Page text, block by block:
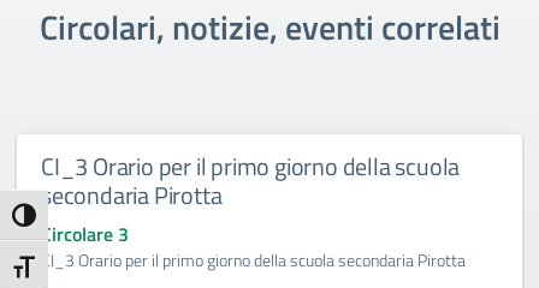
Attiva/disattiva alto contrasto
Attiva/disattiva dimensione testo
Circolari, notizie, eventi correlati
CI_3 Orario per il primo giorno della scuola
secondaria Pirotta
Circolare 3
CI_3 Orario per il primo giorno della scuola secondaria Pirotta